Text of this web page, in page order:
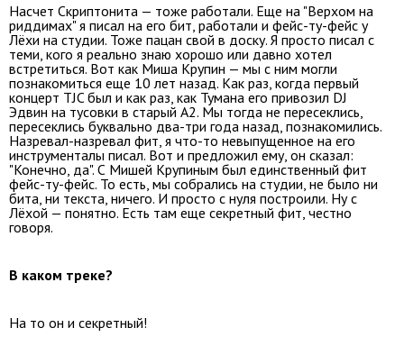
Насчет Скриптонита — тоже работали. Еще на "Верхом на
риддимах" я писал на его бит, работали и фейс-ту-фейс у
Лёхи на студии. Тоже пацан свой в доску. Я просто писал с
теми, кого я реально знаю хорошо или давно хотел
встретиться. Вот как Миша Крупин — мы с ним могли
познакомиться еще 10 лет назад. Как раз, когда первый
концерт TJC был и как раз, как Тумана его привозил DJ
Эдвин на тусовки в старый А2. Мы тогда не пересеклись,
пересеклись буквально два-три года назад, познакомились.
Назревал-назревал фит, я что-то невыпущенное на его
инструменталы писал. Вот и предложил ему, он сказал:
"Конечно, да". С Мишей Крупиным был единственный фит
фейс-ту-фейс. То есть, мы собрались на студии, не было ни
бита, ни текста, ничего. И просто с нуля построили. Ну с
Лёхой — понятно. Есть там еще секретный фит, честно
говоря.
В каком треке?
На то он и секретный!